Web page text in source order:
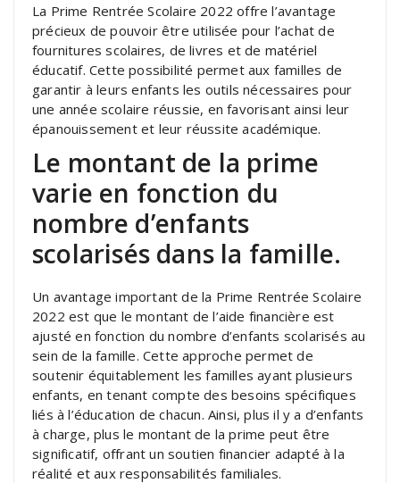
La Prime Rentrée Scolaire 2022 offre l’avantage
précieux de pouvoir être utilisée pour l’achat de
fournitures scolaires, de livres et de matériel
éducatif. Cette possibilité permet aux familles de
garantir à leurs enfants les outils nécessaires pour
une année scolaire réussie, en favorisant ainsi leur
épanouissement et leur réussite académique.
Le montant de la prime
varie en fonction du
nombre d’enfants
scolarisés dans la famille.
Un avantage important de la Prime Rentrée Scolaire
2022 est que le montant de l’aide financière est
ajusté en fonction du nombre d’enfants scolarisés au
sein de la famille. Cette approche permet de
soutenir équitablement les familles ayant plusieurs
enfants, en tenant compte des besoins spécifiques
liés à l’éducation de chacun. Ainsi, plus il y a d’enfants
à charge, plus le montant de la prime peut être
significatif, offrant un soutien financier adapté à la
réalité et aux responsabilités familiales.